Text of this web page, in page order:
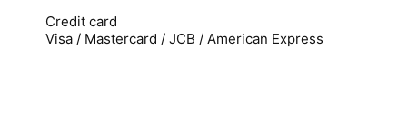
Credit card
Visa / Mastercard / JCB / American Express